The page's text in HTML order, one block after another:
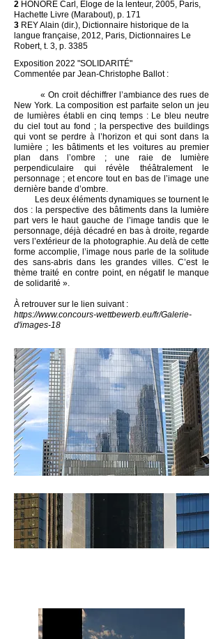
2 HONORÉ Carl, Éloge de la lenteur, 2005, Paris,
Hachette Livre (Marabout), p. 171
3 REY Alain (dir.), Dictionnaire historique de la
langue française, 2012, Paris, Dictionnaires Le
Robert, t. 3, p. 3385
Exposition 2022 "SOLIDARITÉ"
Commentée par Jean-Christophe Ballot​ :
«On croit déchiffrer l’ambiance des rues de
New York. La composition est parfaite selon un jeu
de lumières établi en cinq temps : Le bleu neutre
du ciel tout au fond ; la perspective des buildings
qui vont se perdre à l’horizon et qui sont dans la
lumière ; les bâtiments et les voitures au premier
plan dans l’ombre ; une raie de lumière
perpendiculaire qui révèle théâtralement le
personnage ; et encore tout en bas de l’image une
dernière bande d’ombre.
Les deux éléments dynamiques se tournent le
dos : la perspective des bâtiments dans la lumière
part vers le haut gauche de l’image tandis que le
personnage, déjà décadré en bas à droite, regarde
vers l’extérieur de la photographie. Au delà de cette
forme accomplie, l’image nous parle de la solitude
des sans-abris dans les grandes villes. C’est le
thème traité en contre point, en négatif le manque
de solidarité ».
À retrouver sur le lien suivant :
https://www.concours-wettbewerb.eu/fr/Galerie-
d'images-18